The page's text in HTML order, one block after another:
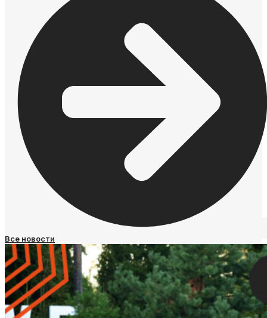
Все новости